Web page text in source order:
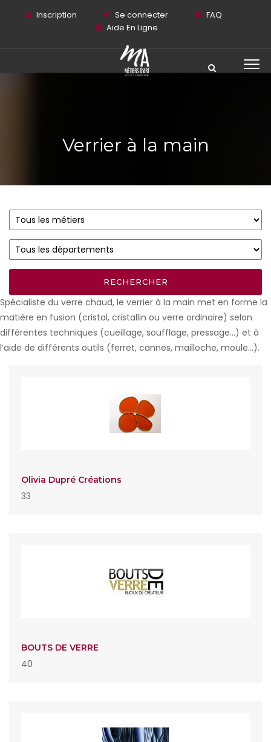
Inscription Se connecter
FAQ
Aide En Ligne
Verrier à la main
Spécialiste du verre chaud, le verrier à la main met en forme la
matière en fusion (cristal, cristallin ou verre ordinaire) selon
différentes techniques (cueillage, soufflage, pressage…) et à
l’aide de différents outils (ferret, cannes, mailloche, moule…).
Olivia Dupré Créations
33
BOUTS DE VERRE
40